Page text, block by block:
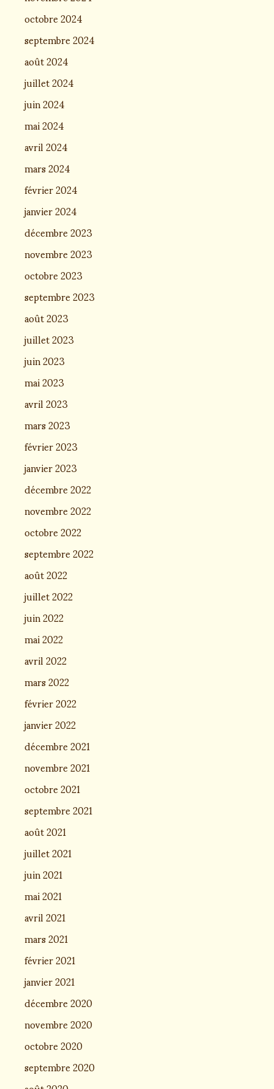
octobre 2024
septembre 2024
août 2024
juillet 2024
juin 2024
mai 2024
avril 2024
mars 2024
février 2024
janvier 2024
décembre 2023
novembre 2023
octobre 2023
septembre 2023
août 2023
juillet 2023
juin 2023
mai 2023
avril 2023
mars 2023
février 2023
janvier 2023
décembre 2022
novembre 2022
octobre 2022
septembre 2022
août 2022
juillet 2022
juin 2022
mai 2022
avril 2022
mars 2022
février 2022
janvier 2022
décembre 2021
novembre 2021
octobre 2021
septembre 2021
août 2021
juillet 2021
juin 2021
mai 2021
avril 2021
mars 2021
février 2021
janvier 2021
décembre 2020
novembre 2020
octobre 2020
septembre 2020